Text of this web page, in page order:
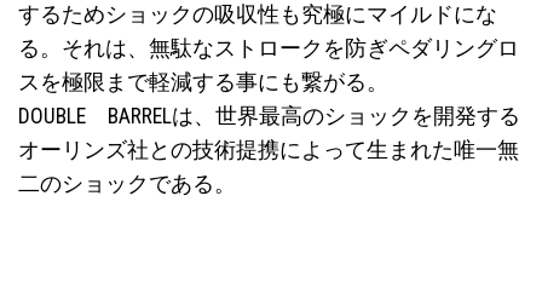
するためショックの吸収性も究極にマイルドにな
る。それは、無駄なストロークを防ぎペダリングロ
スを極限まで軽減する事にも繋がる。
DOUBLE BARRELは、世界最高のショックを開発する
オーリンズ社との技術提携によって生まれた唯一無
二のショックである。